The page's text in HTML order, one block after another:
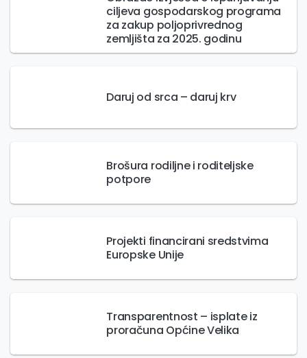
ciljeva gospodarskog programa
za zakup poljoprivrednog
zemljišta za 2025. godinu
Daruj od srca – daruj krv
Brošura rodiljne i roditeljske
potpore
Projekti financirani sredstvima
Europske Unije
Transparentnost – isplate iz
proračuna Općine Velika